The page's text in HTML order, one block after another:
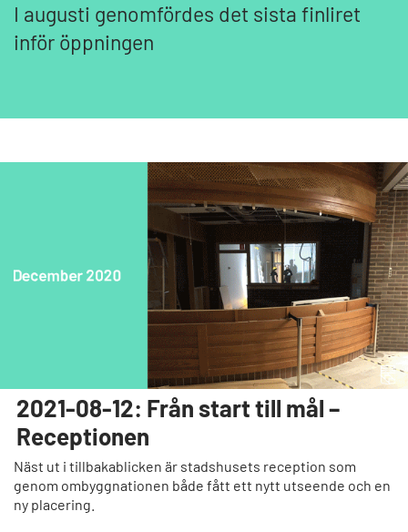
I augusti genomfördes det sista finliret
inför öppningen
2021-08-12: Från start till mål –
Receptionen
Näst ut i tillbakablicken är stadshusets reception som
genom ombyggnationen både fått ett nytt utseende och en
ny placering.